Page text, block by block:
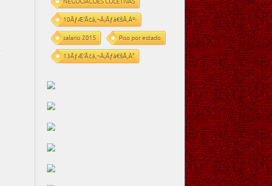
NEGOCIACOES COLETIVAS
10ÃƒÆ’Ã¢â‚¬Å¡Ãƒâ€šÃ‚Âº-
salario 2015 Piso por estado
13ÃƒÆ’Ã¢â‚¬Å¡Ãƒâ€šÃ‚Â°